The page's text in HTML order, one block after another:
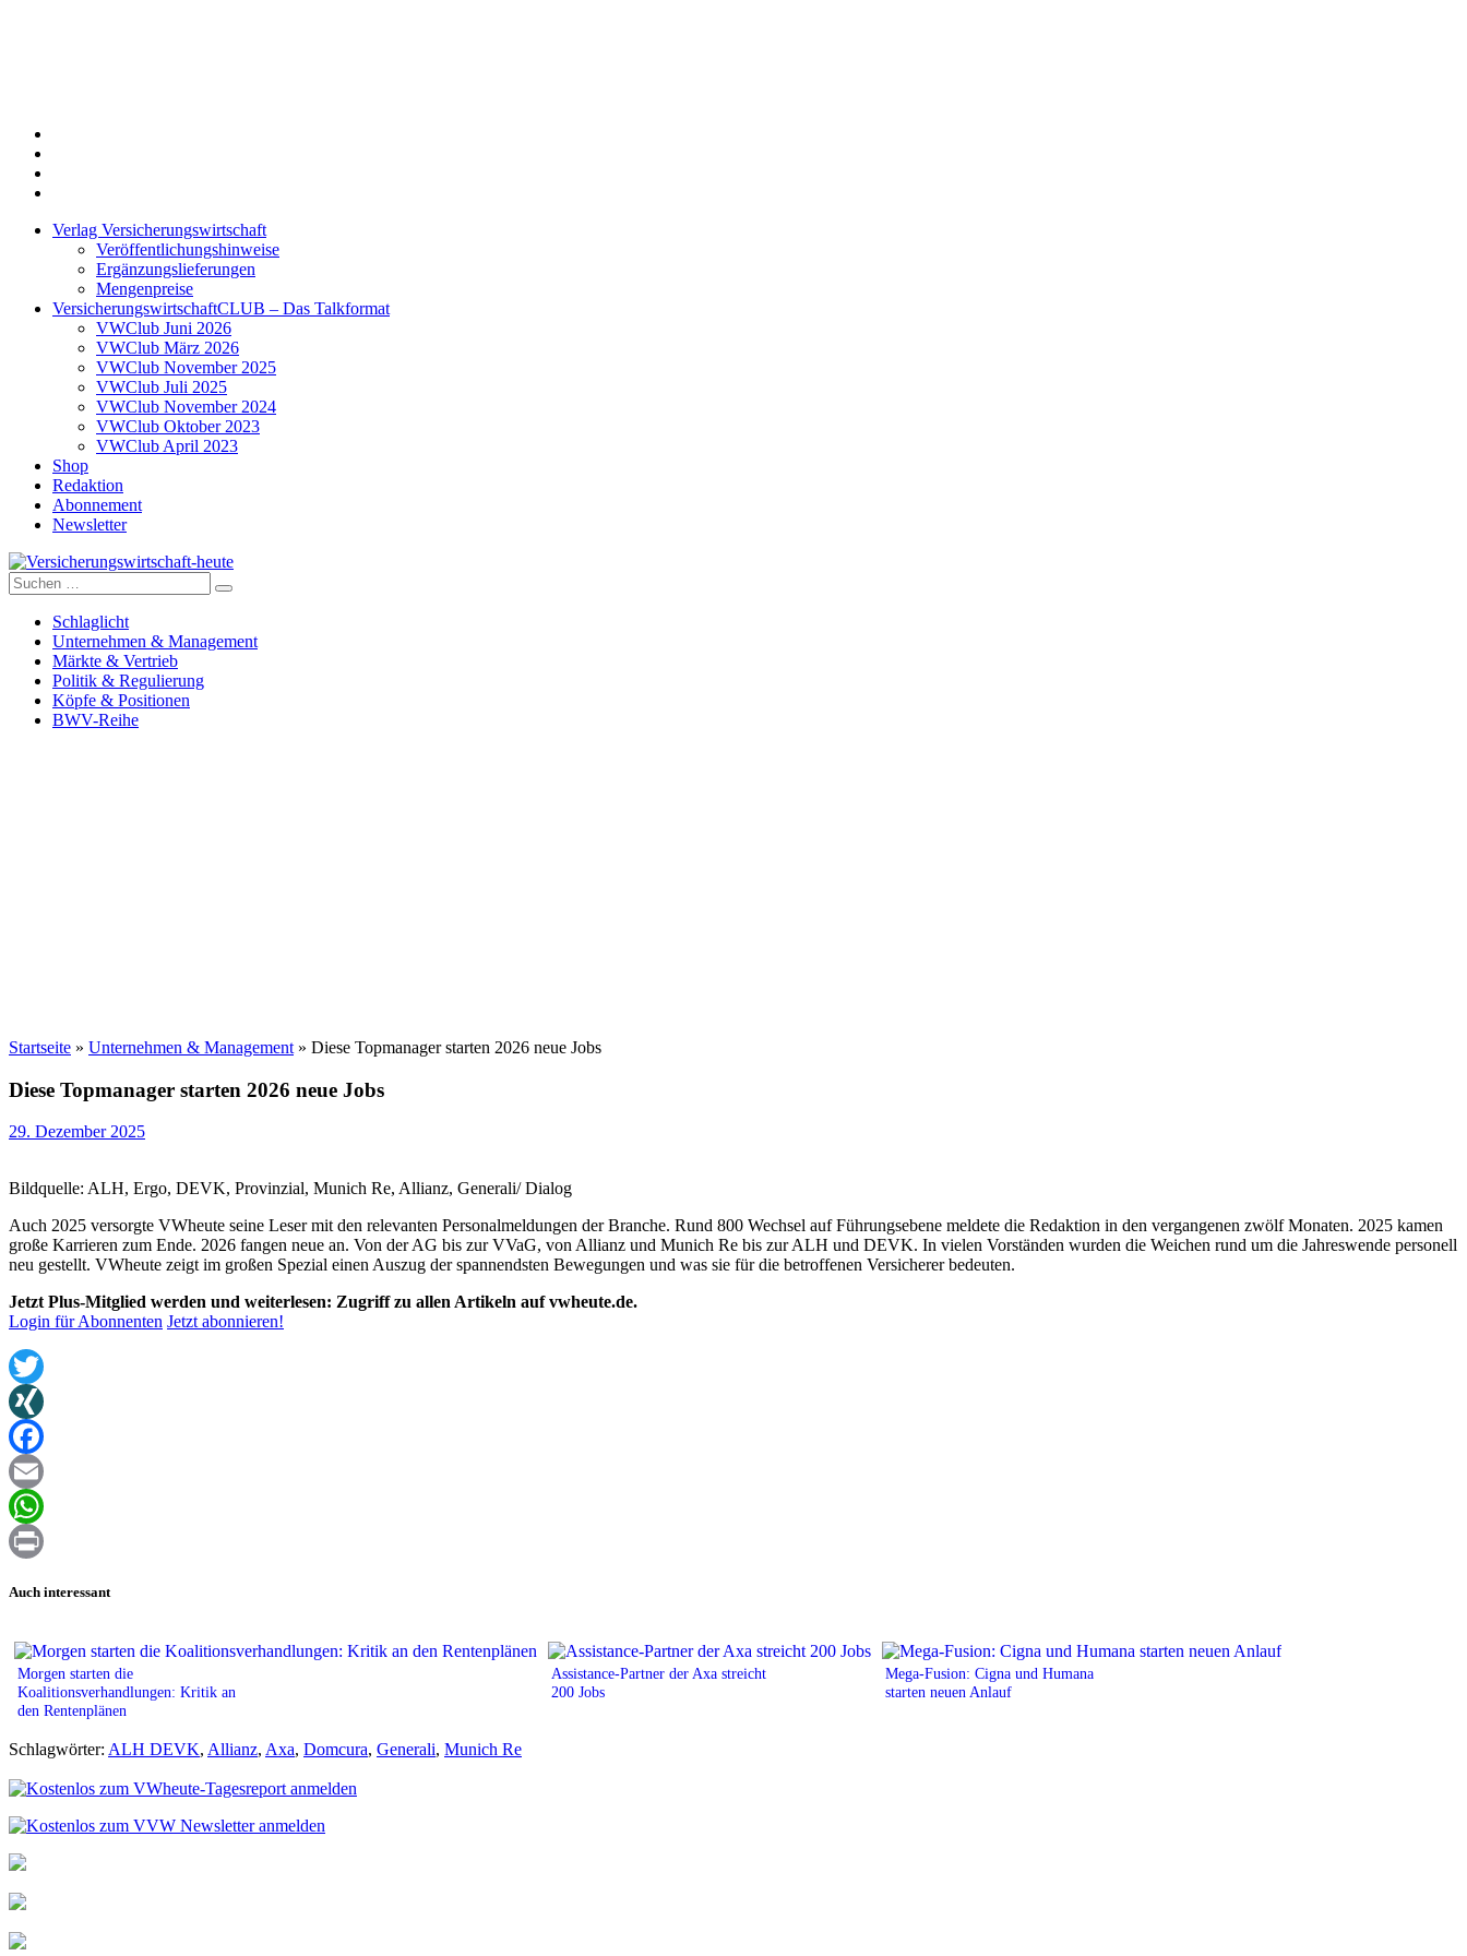
Verlag Versicherungswirtschaft
Veröffentlichungshinweise
Ergänzungslieferungen
Mengenpreise
VersicherungswirtschaftCLUB – Das Talkformat
VWClub Juni 2026
VWClub März 2026
VWClub November 2025
VWClub Juli 2025
VWClub November 2024
VWClub Oktober 2023
VWClub April 2023
Shop
Redaktion
Abonnement
Newsletter
Versicherungswirtschaft-heute
Suche
nach:
Schlaglicht
Unternehmen & Management
Märkte & Vertrieb
Politik & Regulierung
Köpfe & Positionen
BWV-Reihe
Startseite » Unternehmen & Management » Diese Topmanager starten 2026 neue Jobs
Diese Topmanager starten 2026 neue Jobs
29. Dezember 2025
Bildquelle: ALH, Ergo, DEVK, Provinzial, Munich Re, Allianz, Generali/ Dialog
Auch 2025 versorgte VWheute seine Leser mit den relevanten Personalmeldungen der Branche. Rund 800 Wechsel auf Führungsebene meldete die Redaktion in den vergangenen zwölf Monaten. 2025 kamen
große Karrieren zum Ende. 2026 fangen neue an. Von der AG bis zur VVaG, von Allianz und Munich Re bis zur ALH und DEVK. In vielen Vorständen wurden die Weichen rund um die Jahreswende personell
neu gestellt. VWheute zeigt im großen Spezial einen Auszug der spannendsten Bewegungen und was sie für die betroffenen Versicherer bedeuten.
Jetzt Plus-Mitglied werden und weiterlesen: Zugriff zu allen Artikeln auf vwheute.de.
Login für Abonnenten Jetzt abonnieren!
Twitter
XING
Facebook
Email
WhatsApp
Auch interessant
Morgen starten die
Koalitionsverhandlungen: Kritik an
den Rentenplänen
Assistance-Partner der Axa streicht
200 Jobs
Mega-Fusion: Cigna und Humana
starten neuen Anlauf
Schlagwörter: ALH DEVK, Allianz, Axa, Domcura, Generali, Munich Re